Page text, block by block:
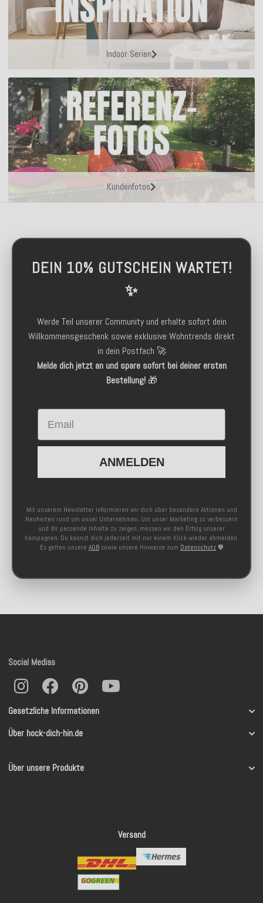
Indoor Serien
Kundenfotos
DEIN 10% GUTSCHEIN WARTET!
✨
Werde Teil unserer Community und erhalte sofort dein
Willkommensgeschenk sowie exklusive Wohntrends direkt
in dein Postfach 🚀
Melde dich jetzt an und spare sofort bei deiner ersten
Bestellung!🎁
Email
ANMELDEN
Mit unserem Newsletter informieren wir dich über besondere Aktionen und
Neuheiten rund um unser Unternehmen. Um unser Marketing zu verbessern
und dir passende Inhalte zu zeigen, messen wir den Erfolg unserer
Kampagnen. Du kannst dich jederzeit mit nur einem Klick wieder abmelden.
Es gelten unsere AGB sowie unsere Hinweise zum Datenschutz 🛡️
Gesetzliche Informationen
Über hock-dich-hin.de
Über unsere Produkte
Social Medias
Versand